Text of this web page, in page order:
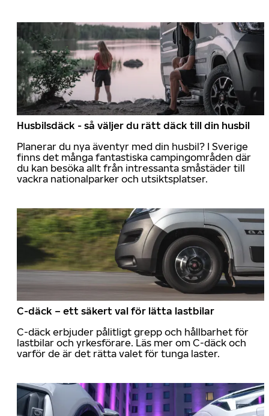
Husbilsdäck - så väljer du rätt däck till din husbil
Planerar du nya äventyr med din husbil? I Sverige
finns det många fantastiska campingområden där
du kan besöka allt från intressanta småstäder till
vackra nationalparker och utsiktsplatser.
C-däck – ett säkert val för lätta lastbilar
C-däck erbjuder pålitligt grepp och hållbarhet för
lastbilar och yrkesförare. Läs mer om C-däck och
varför de är det rätta valet för tunga laster.